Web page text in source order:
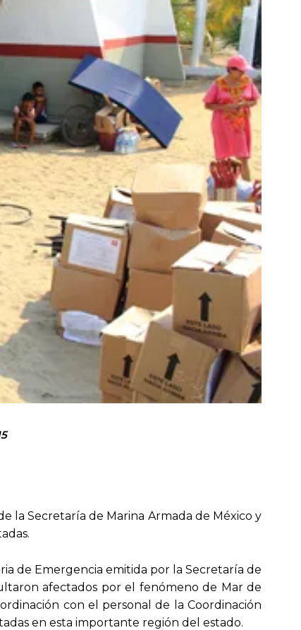
la Secretaría de Marina Armada de México y
de Emergencia emitida por la Secretaría de
afectados por el fenómeno de Mar de
con el personal de la Coordinación
en esta importante región del estado.